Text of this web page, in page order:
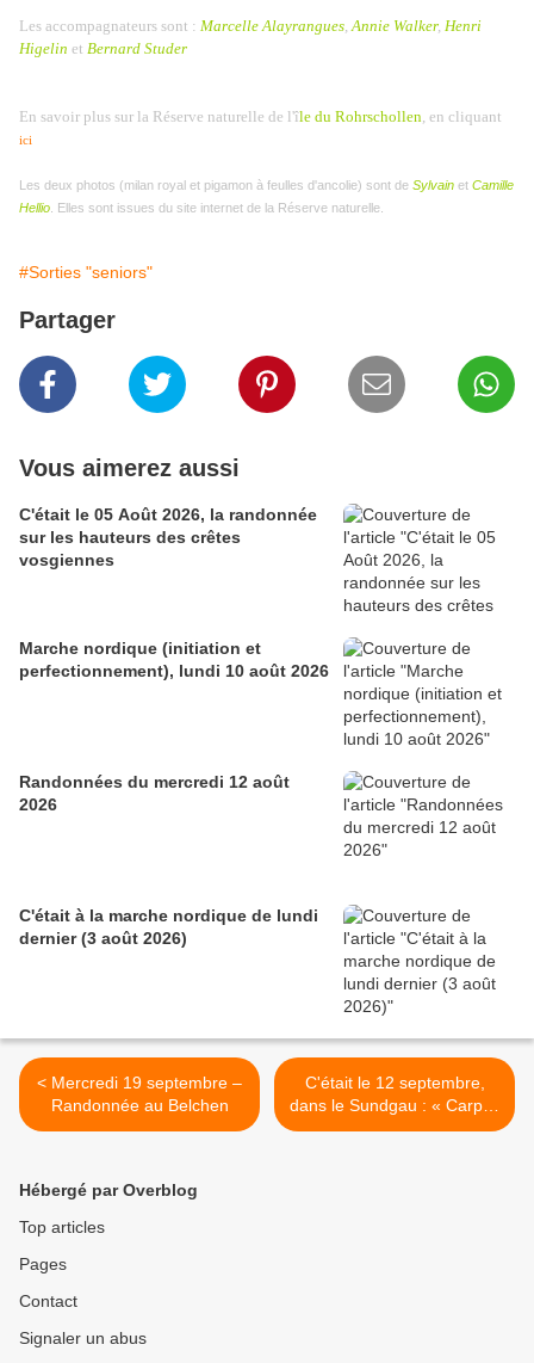
Les accompagnateurs sont : Marcelle Alayrangues,Annie Walker, Henri
Higelin et Bernard Studer
En savoir plus sur la Réserve naturelle de l'île du Rohrschollen, en cliquant
ici
Les deux photos (milan royal et pigamon à feulles d'ancolie) sont de Sylvain et Camille
Hellio . Elles sont issues du site internet de la Réserve naturelle.
#Sorties "seniors"
Partager
Vous aimerez aussi
C'était le 05 Août 2026, la randonnée
sur les hauteurs des crêtes
vosgiennes
Marche nordique (initiation et
perfectionnement), lundi 10 août 2026
Randonnées du mercredi 12 août
2026
C'était à la marche nordique de lundi
dernier (3 août 2026)
< Mercredi 19 septembre –
Randonnée au Belchen
C'était le 12 septembre,
dans le Sundgau : « Carpes
frites », avec les seniors >
Hébergé par Overblog
Top articles
Pages
Contact
Signaler un abus